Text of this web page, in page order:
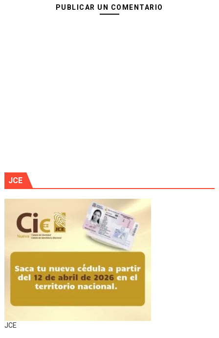
PUBLICAR UN COMENTARIO
JCE
JCE